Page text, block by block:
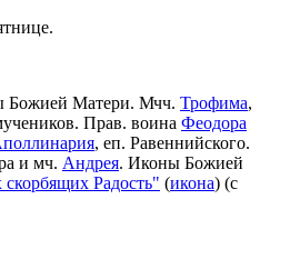
Божией Матери. Мчч. Трофима,
Прав. воина Феодора
, еп. Равеннийского.
и мч. Андрея. Иконы Божией
скорбящих Радость" (икона) (с